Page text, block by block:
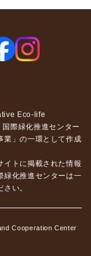
Eco-life
際緑化推進センター
業」の一環として作成
イトに掲載された情報
緑化推進センターは一
い。
Cooperation Center